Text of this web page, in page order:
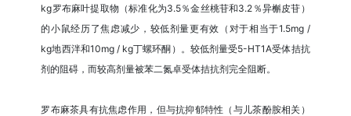
kg罗布麻叶提取物（标准化为3.5％金丝桃苷和3.2％异槲皮苷）
的小鼠经历了焦虑减少，较低剂量更有效（对于相当于1.5mg /
kg地西泮和10mg / kg丁螺环酮）。较低剂量受5-HT1A受体拮抗
剂的阻碍，而较高剂量被苯二氮卓受体拮抗剂完全阻断。
罗布麻茶具有抗焦虑作用，但与抗抑郁特性（与儿茶酚胺相关）